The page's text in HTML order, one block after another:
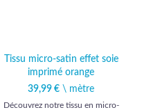
Tissu micro-satin effet soie
imprimé orange
39,99 € \ mètre
Découvrez notre tissu en micro-